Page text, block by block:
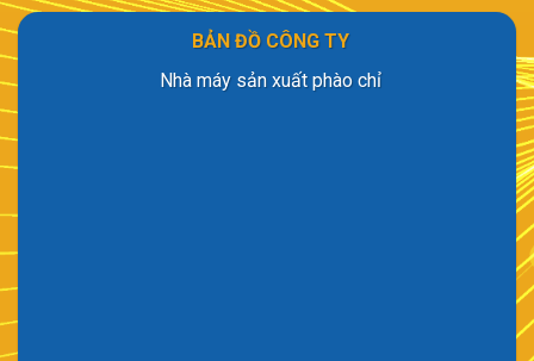
BẢN ĐỒ CÔNG TY
Nhà máy sản xuất phào chỉ